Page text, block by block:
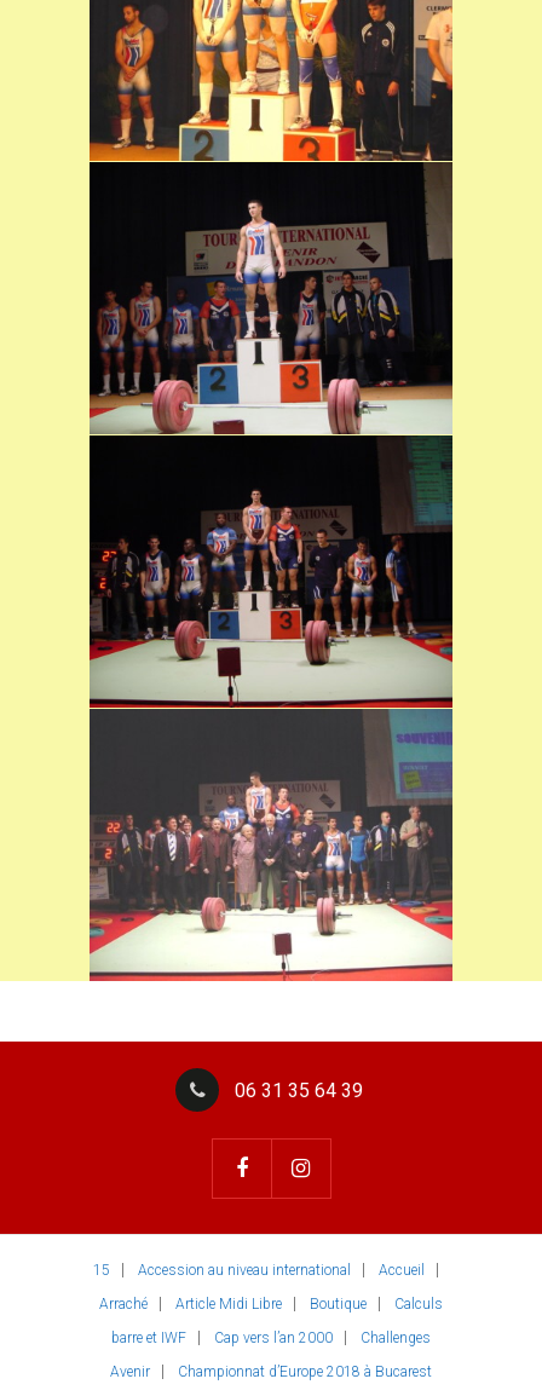
06 31 35 64 39
15 Accession au niveau international
Accueil
Arraché
Article Midi Libre Boutique
Calculs
barre et IWF
Cap vers l’an 2000
Challenges
Avenir
Championnat d’Europe 2018 à Bucarest